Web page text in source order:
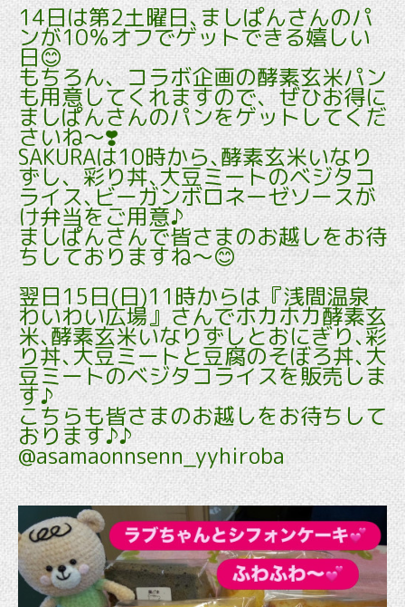
14日は第2土曜日､ましぱんさんのパ
ンが10％オフでゲットできる嬉しい
日😊
もちろん、コラボ企画の酵素玄米パン
も用意してくれますので、ぜひお得に
ましぱんさんのパンをゲットしてくだ
さいね～❣️
SAKURAは10時から､酵素玄米いなり
ずし、彩り丼､大豆ミートのベジタコ
ライス､ビーガンボロネーゼソースが
け弁当をご用意♪
ましぱんさんで皆さまのお越しをお待
ちしておりますね～😊
翌日15日(日)11時からは『浅間温泉
わいわい広場』さんでホカホカ酵素玄
米､酵素玄米いなりずしとおにぎり､彩
り丼､大豆ミートと豆腐のそぼろ丼､大
豆ミートのベジタコライスを販売しま
す♪
こちらも皆さまのお越しをお待ちして
おります♪♪
@asamaonnsenn_yyhiroba